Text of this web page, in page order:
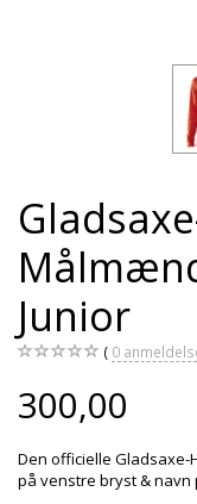
Junior
0
300,00
Den officielle
på venstre bryst & navn